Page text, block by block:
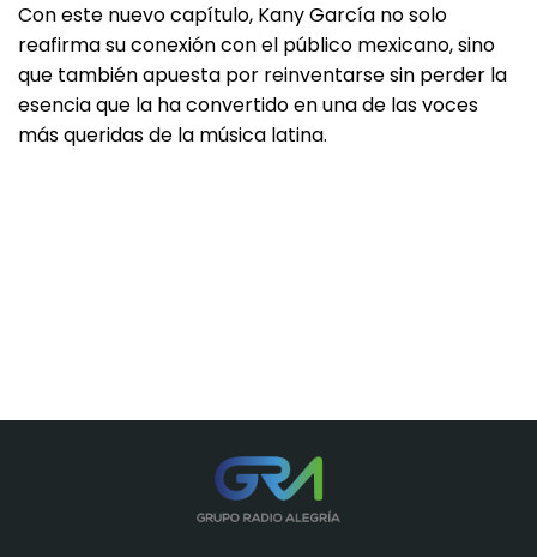
Con este nuevo capítulo, Kany García no solo
reafirma su conexión con el público mexicano, sino
que también apuesta por reinventarse sin perder la
esencia que la ha convertido en una de las voces
más queridas de la música latina.